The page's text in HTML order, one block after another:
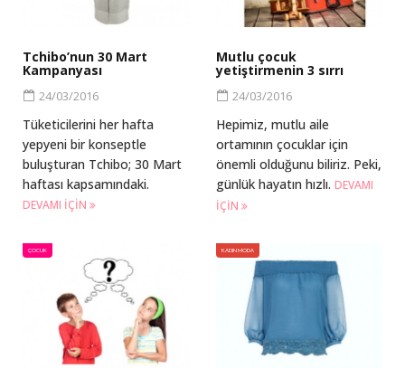
o
n
Tchibo’nun 30 Mart
Kampanyası
24/03/2016
Tüketicilerini her hafta
yepyeni bir konseptle
buluşturan Tchibo; 30 Mart
haftası kapsamındaki.
DEVAMI IÇIN
Mutlu çocuk
yetiştirmenin 3 sırrı
24/03/2016
Hepimiz, mutlu aile
ortamının çocuklar için
önemli olduğunu biliriz. Peki,
günlük hayatın hızlı. DEVAMI
IÇIN
ÇOCUK KADIN MODA